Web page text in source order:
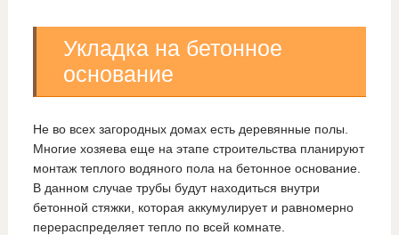
Укладка на бетонное
основание
Не во всех загородных домах есть деревянные полы.
Многие хозяева еще на этапе строительства планируют
монтаж теплого водяного пола на бетонное основание.
В данном случае трубы будут находиться внутри
бетонной стяжки, которая аккумулирует и равномерно
перераспределяет тепло по всей комнате.